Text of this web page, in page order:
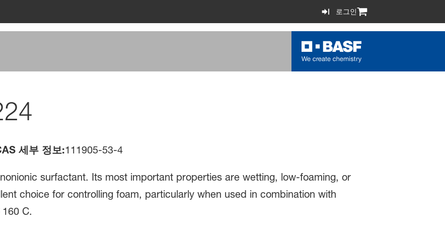
로그인
세부 정보:111905-53-4
surfactant. Its most important properties are wetting, low-foaming, or
choice for controlling foam, particularly when used in combination with
C.